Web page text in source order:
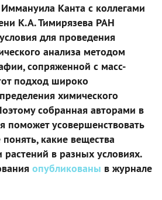
Канта с коллегами
К.А. Тимирязева РАН
для проведения
анализа методом
сопряженной с масс-
подход широко
химического
собранная авторами в
поможет усовершенствовать
какие вещества
растений в разных условиях.
опубликованы в журнале